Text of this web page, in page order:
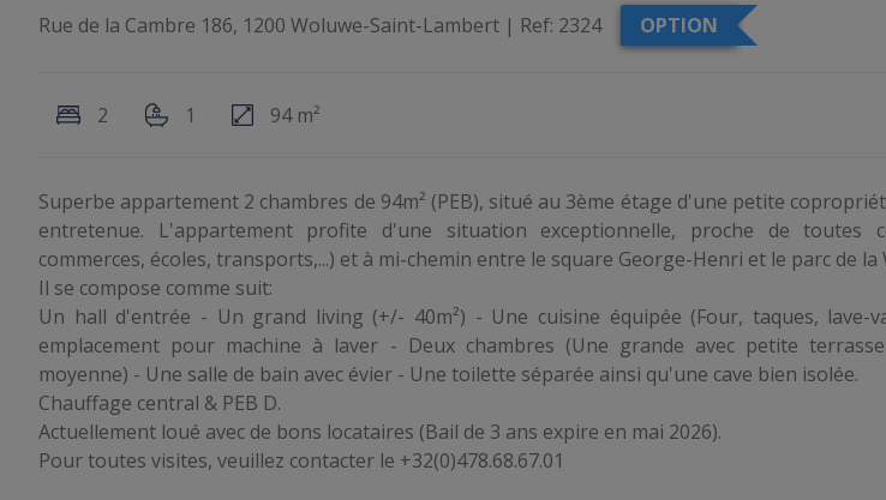
Rue de la Cambre 186, 1200 Woluwe-Saint-Lambert | Ref: 2324 OPTION
2 1 94 m²
Superbe appartement 2 chambres de 94m² (PEB), situé au 3ème étage d'une petite
entretenue. L'appartement profite d'une situation exceptionnelle, proche de toutes
commerces, écoles, transports,...) et à mi-chemin entre le square George-Henri et le parc de la
Il se compose comme suit:
Un hall d'entrée - Un grand living (+/- 40m²) - Une cuisine équipée (Four, taques, lave-
emplacement pour machine à laver - Deux chambres (Une grande avec petite
moyenne) - Une salle de bain avec évier - Une toilette séparée ainsi qu'une cave bien isolée.
Chauffage central & PEB D.
Actuellement loué avec de bons locataires (Bail de 3 ans expire en mai 2026).
Pour toutes visites, veuillez contacter le +32(0)478.68.67.01